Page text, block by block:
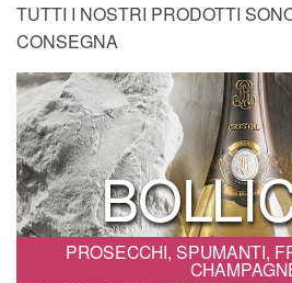
TUTTI I NOSTRI PRODOTTI
CONSEGNA
PROSECCHI, SPUMANTI,